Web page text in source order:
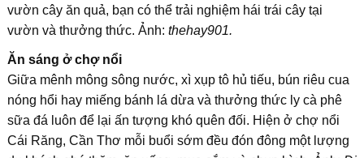
vườn cây ăn quả, bạn có thể trải nghiệm hái trái cây tại
vườn và thưởng thức. Ảnh: thehay901.
Ăn sáng ở chợ nổi
Giữa mênh mông sông nước, xì xụp tô hủ tiếu, bún riêu cua
nóng hổi hay miếng bánh lá dừa và thưởng thức ly cà phê
sữa đá luôn để lại ấn tượng khó quên đối. Hiện ở chợ nổi
Cái Răng, Cần Thơ mỗi buổi sớm đều đón đông một lượng